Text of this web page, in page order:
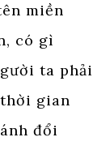
miền
có gì
ta phải
gian
đổi